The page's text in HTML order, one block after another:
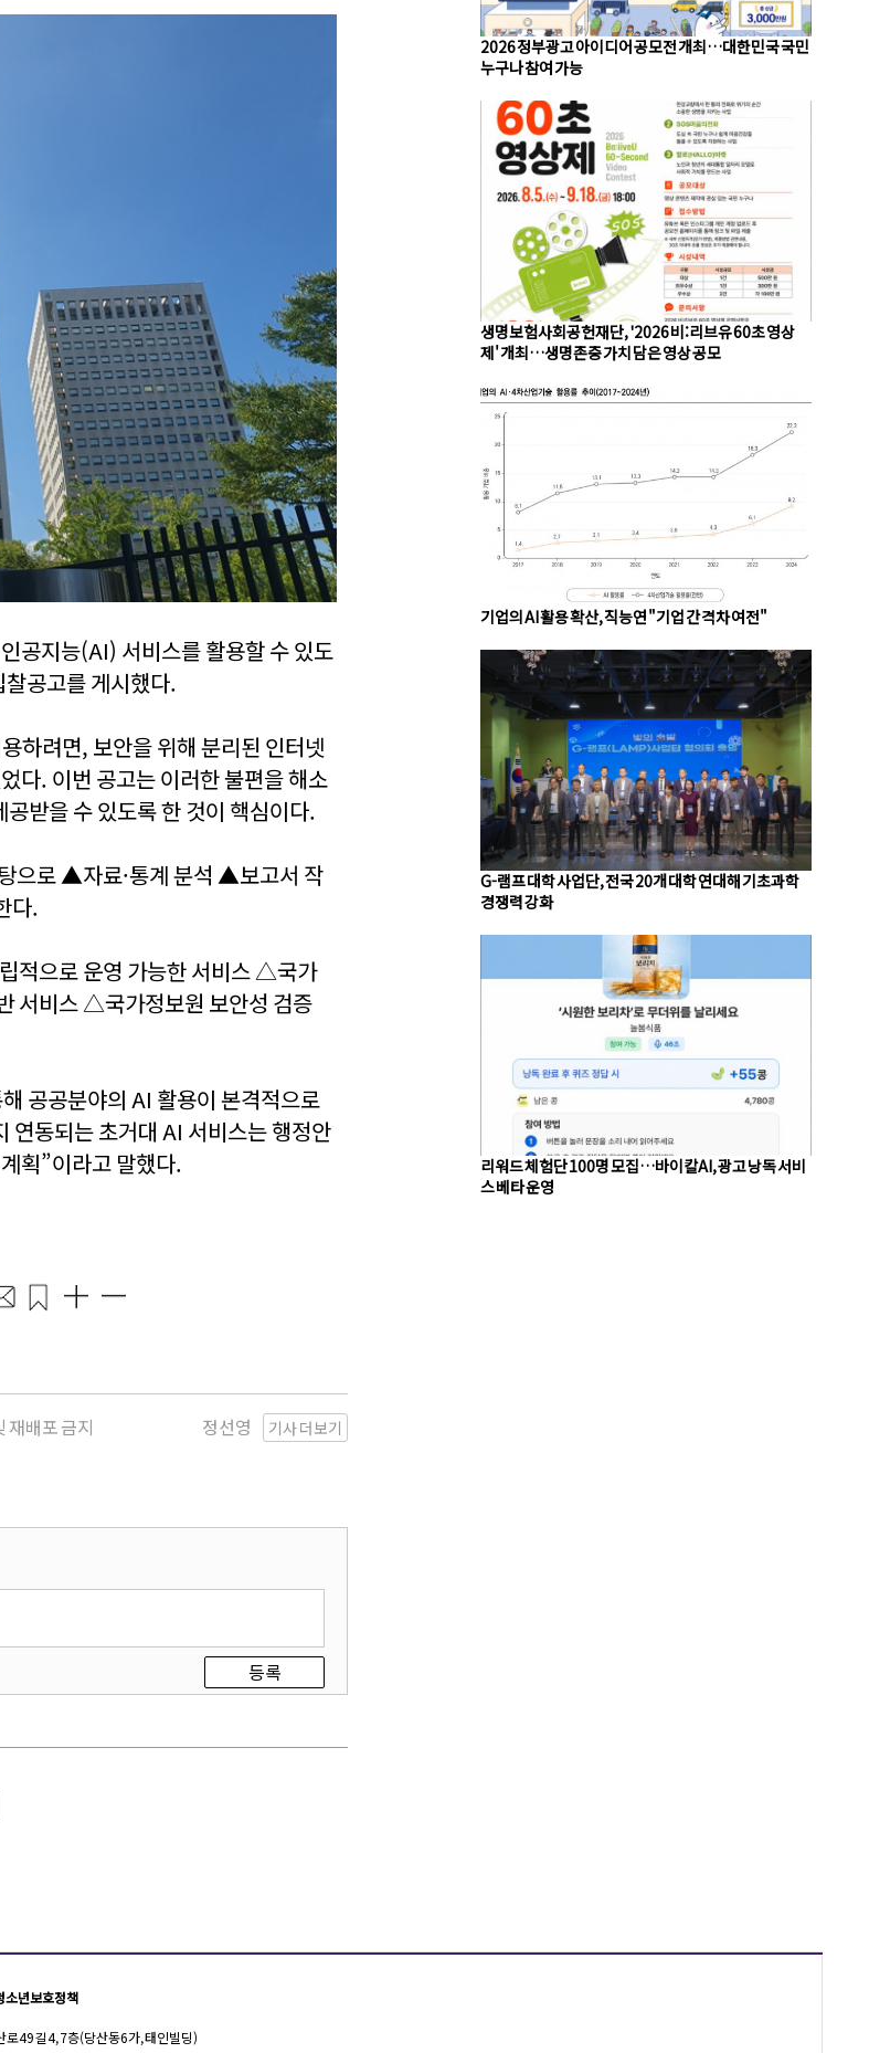
공지능(AI) 서비스를 활용할 수 있도
공고를 게시했다.
하려면, 보안을 위해 분리된 인터넷
다. 이번 공고는 이러한 불편을 해소
받을 수 있도록 한 것이 핵심이다.
으로 ▲자료·통계 분석 ▲보고서 작
다.
적으로 운영 가능한 서비스 △국가
서비스 △국가정보원 보안성 검증
공공분야의 AI 활용이 본격적으로
연동되는 초거대 AI 서비스는 행정안
획”이라고 말했다.
배포 금지 기사 더보기
정선영
등록
2026 정부광고 아이디어 공모전 개최…대한민국 국민
누구나 참여 가능
생명보험사회공헌재단, '2026 비:리브유 60초 영상
제' 개최…생명존중 가치 담은 영상 공모
기업의 AI 활용 확산, 직능연 "기업 간 격차 여전"
G-램프 대학 사업단, 전국 20개 대학 연대해 기초과학
경쟁력 강화
리워드 체험단 100명 모집…바이칼AI, 광고 낭독 서비
스 베타 운영
소년보호정책
로49길 4, 7층(당산동6가, 태인빌딩)